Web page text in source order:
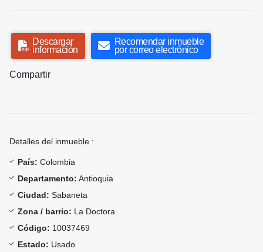
Descargar
información
Recomendar inmueble
por correo electrónico
Compartir
Detalles del inmueble :
País: Colombia
Departamento: Antioquia
Ciudad: Sabaneta
Zona / barrio: La Doctora
Código: 10037469
Estado: Usado